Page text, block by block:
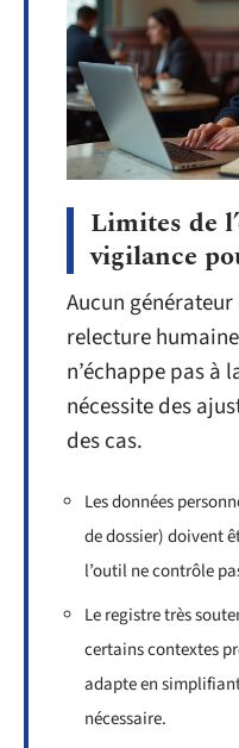
Limites de
vigilance
Aucun
relecture
n’échappe pas à
nécessite des
des cas.
Les données
de dossier) doivent
l’outil ne contrôle
Le registre très
certains contextes
adapte en
nécessaire.